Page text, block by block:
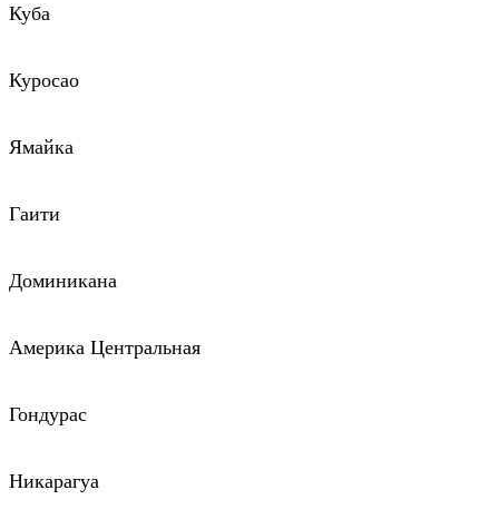
Куба
Куросао
Ямайка
Гаити
Доминикана
Америка Центральная
Гондурас
Никарагуа